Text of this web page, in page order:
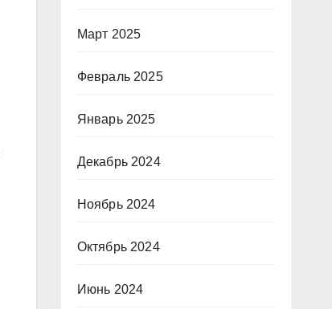
Март 2025
Февраль 2025
Январь 2025
Декабрь 2024
Ноябрь 2024
Октябрь 2024
Июнь 2024